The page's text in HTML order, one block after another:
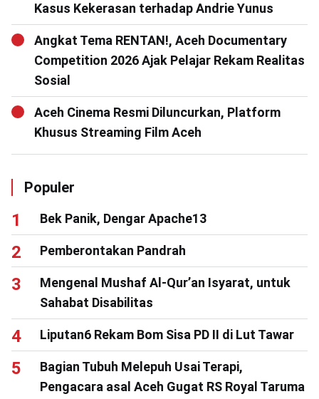
Kasus Kekerasan terhadap Andrie Yunus
Angkat Tema RENTAN!, Aceh Documentary
Competition 2026 Ajak Pelajar Rekam Realitas
Sosial
Aceh Cinema Resmi Diluncurkan, Platform
Khusus Streaming Film Aceh
Populer
Bek Panik, Dengar Apache13
Pemberontakan Pandrah
Mengenal Mushaf Al-Qur’an Isyarat, untuk
Sahabat Disabilitas
Liputan6 Rekam Bom Sisa PD II di Lut Tawar
Bagian Tubuh Melepuh Usai Terapi,
Pengacara asal Aceh Gugat RS Royal Taruma